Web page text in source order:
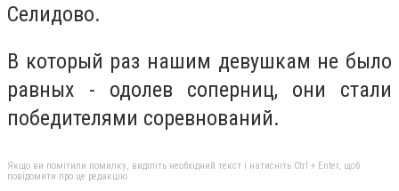
Селидово.
В который раз нашим девушкам не было
равных - одолев соперниц, они стали
победителями соревнований.
Якщо ви помітили помилку, виділіть необхідний текст і натисніть Ctrl + Enter, щоб
повідомити про це редакцію